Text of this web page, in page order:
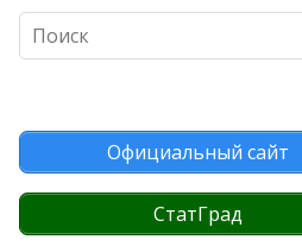
Официальный сайт
СтатГрад